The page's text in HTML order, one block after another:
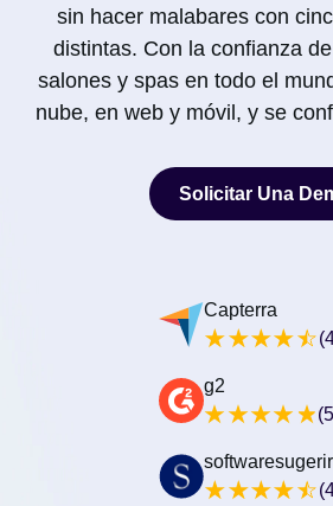
sin hacer malabares con
distintas. Con la confianza
salones y spas en todo el
nube, en web y móvil, y se
Solicitar Una
Capterra
g2
softwaresugerir